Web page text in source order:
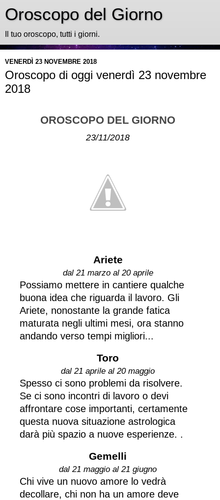
Oroscopo del Giorno
Il tuo oroscopo, tutti i giorni.
VENERDÌ 23 NOVEMBRE 2018
Oroscopo di oggi venerdì 23 novembre
2018
OROSCOPO DEL GIORNO
23/11/2018
Ariete
dal 21 marzo al 20 aprile
Possiamo mettere in cantiere qualche
buona idea che riguarda il lavoro. Gli
Ariete, nonostante la grande fatica
maturata negli ultimi mesi, ora stanno
andando verso tempi migliori...
Toro
dal 21 aprile al 20 maggio
Spesso ci sono problemi da risolvere.
Se ci sono incontri di lavoro o devi
affrontare cose importanti, certamente
questa nuova situazione astrologica
darà più spazio a nuove esperienze. .
Gemelli
dal 21 maggio al 21 giugno
Chi vive un nuovo amore lo vedrà
decollare, chi non ha un amore deve